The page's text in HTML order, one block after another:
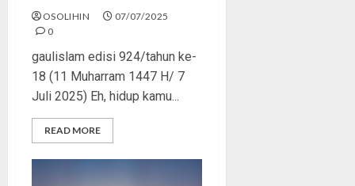
OSOLIHIN
07/07/2025
0
gaulislam edisi 924/tahun ke-
18 (11 Muharram 1447 H/ 7
Juli 2025) Eh, hidup kamu...
READ MORE